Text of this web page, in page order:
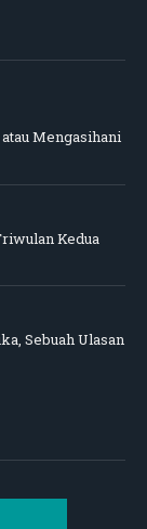
Mengasihani
Kedua
Sebuah Ulasan